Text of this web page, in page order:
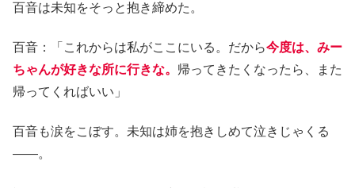
百音は未知をそっと抱き締めた。
百音：「これからは私がここにいる。だから今度は、みー
ちゃんが好きな所に行きな。 帰ってきたくなったら、また
帰ってくればいい」
百音も涙をこぼす。未知は姉を抱きしめて泣きじゃくる
――。